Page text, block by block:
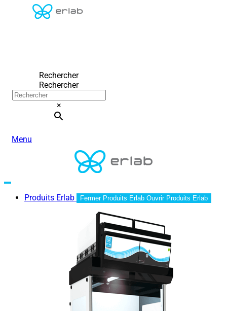
Rechercher
Rechercher
×
Menu
Produits Erlab Fermer Produits Erlab Ouvrir Produits Erlab